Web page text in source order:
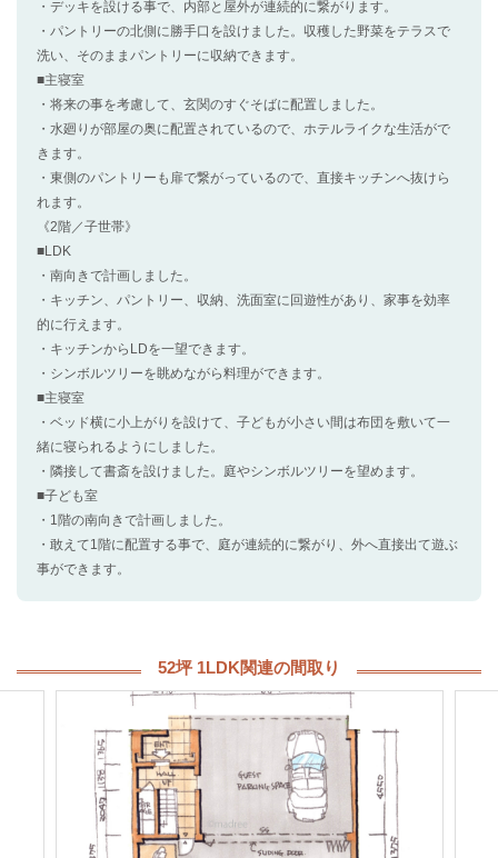
・デッキを設ける事で、内部と屋外が連続的に繋がります。
・パントリーの北側に勝手口を設けました。収穫した野菜をテラスで
洗い、そのままパントリーに収納できます。
■主寝室
・将来の事を考慮して、玄関のすぐそばに配置しました。
・水廻りが部屋の奥に配置されているので、ホテルライクな生活がで
きます。
・東側のパントリーも扉で繋がっているので、直接キッチンへ抜けら
れます。
《2階／子世帯》
■LDK
・南向きで計画しました。
・キッチン、パントリー、収納、洗面室に回遊性があり、家事を効率
的に行えます。
・キッチンからLDを一望できます。
・シンボルツリーを眺めながら料理ができます。
■主寝室
・ベッド横に小上がりを設けて、子どもが小さい間は布団を敷いて一
緒に寝られるようにしました。
・隣接して書斎を設けました。庭やシンボルツリーを望めます。
■子ども室
・1階の南向きで計画しました。
・敢えて1階に配置する事で、庭が連続的に繋がり、外へ直接出て遊ぶ
事ができます。
52坪 1LDK関連の間取り